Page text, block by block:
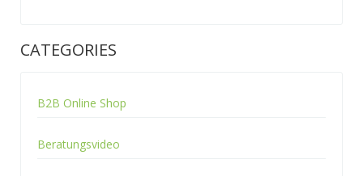
CATEGORIES
B2B Online Shop
Beratungsvideo